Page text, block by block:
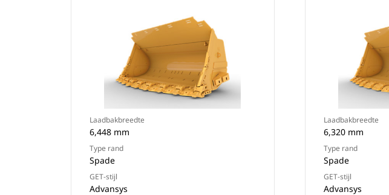
Laadbakbreedte
6,448 mm
Type rand
Spade
GET-stijl
Advansys
Laadbakbreedte
6,320 mm
Type rand
Spade
GET-stijl
Advansys